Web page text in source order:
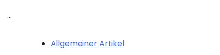
…
Allgemeiner Artikel